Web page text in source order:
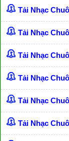
Tải Nhạc
Tải Nhạc
Tải Nhạc
Tải Nhạc
Tải Nhạc
Tải Nhạc